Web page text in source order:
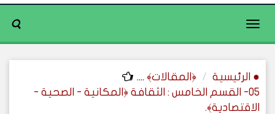
Toggle
● الرئيسية ﴿المقالات﴾ ....
05- القسم الخامس : الثقافة ﴿المكانية - الصحية -
الاقتصادية﴾.